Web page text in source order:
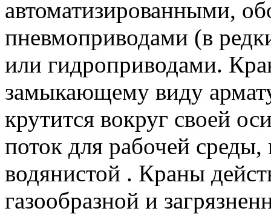
автоматизированными,
пневмоприводами (в
или гидроприводами.
замыкающему виду
крутится вокруг своей
поток для рабочей
водянистой . Краны
газообразной и